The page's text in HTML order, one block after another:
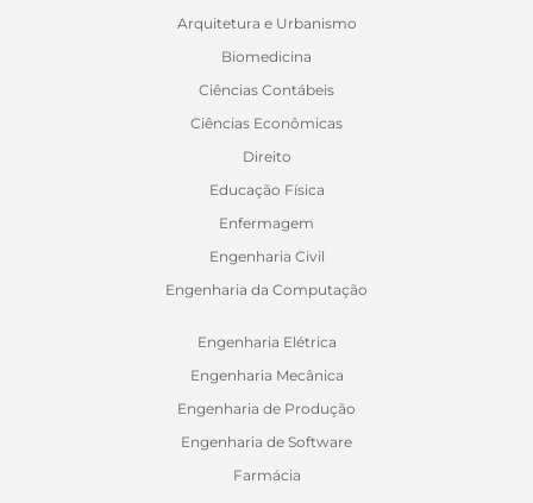
Arquitetura e Urbanismo
Biomedicina
Ciências Contábeis
Ciências Econômicas
Direito
Educação Física
Enfermagem
Engenharia Civil
Engenharia da Computação
Engenharia Elétrica
Engenharia Mecânica
Engenharia de Produção
Engenharia de Software
Farmácia